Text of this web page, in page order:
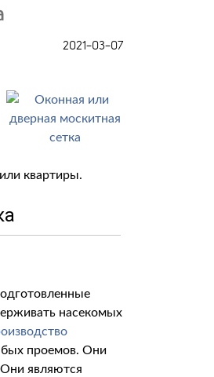
2021-03-07
квартиры.
насекомых
проемов. Они
являются